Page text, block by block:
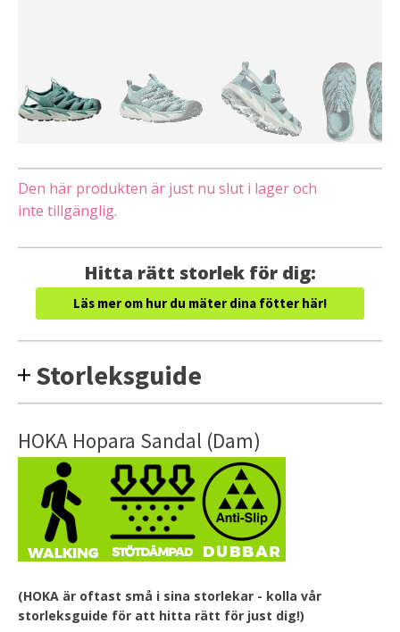
Den här produkten är just nu slut i lager och
inte tillgänglig.
Hitta rätt storlek för dig:
Läs mer om hur du mäter dina fötter här!
Storleksguide
HOKA Hopara Sandal (Dam)
(HOKA är oftast små i sina storlekar - kolla vår
storleksguide för att hitta rätt för just dig!)